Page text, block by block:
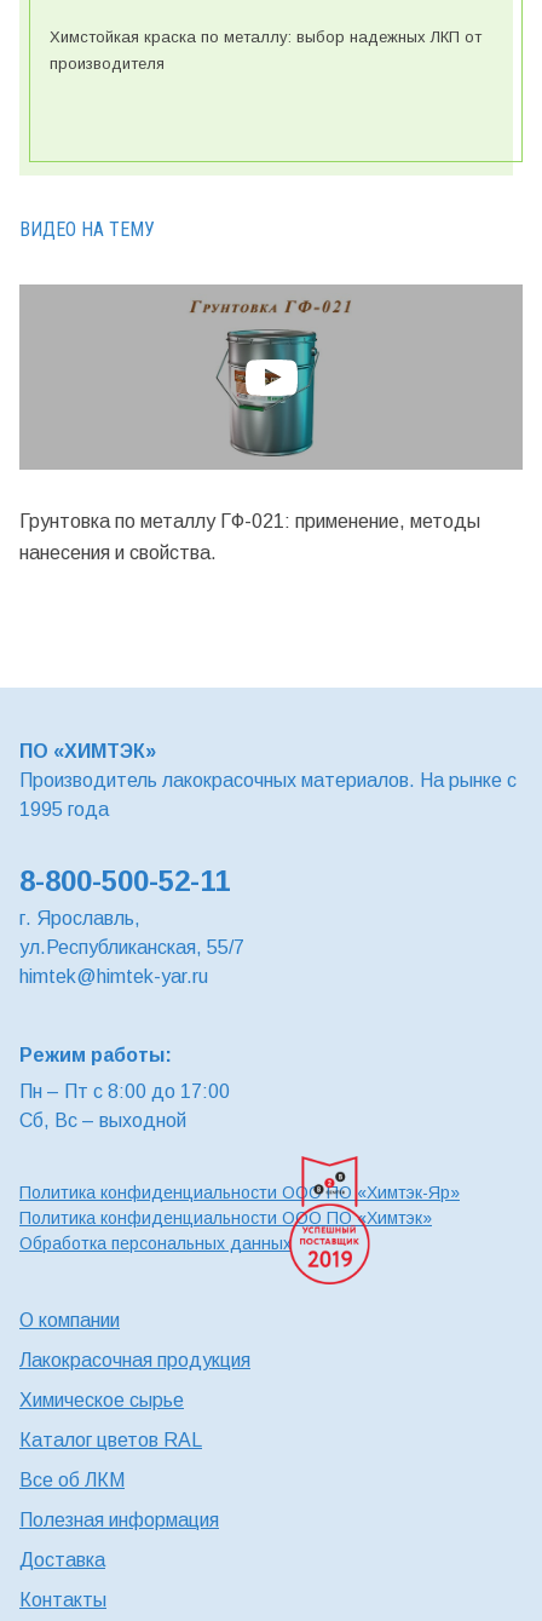
Химстойкая краска по металлу: выбор надежных ЛКП от
производителя
ВИДЕО НА ТЕМУ
Грунтовка по металлу ГФ-021: применение, методы
нанесения и свойства.
ПО «ХИМТЭК»
Производитель лакокрасочных материалов. На рынке с
1995 года
8-800-500-52-11
г. Ярославль,
ул.Республиканская, 55/7
himtek@himtek-yar.ru
Режим работы:
Пн – Пт с 8:00 до 17:00
Сб, Вс – выходной
Политика конфиденциальности ООО ПО «Химтэк-Яр»
Политика конфиденциальности ООО ПО «Химтэк»
Обработка персональных данных
О компании
Лакокрасочная продукция
Химическое сырье
Каталог цветов RAL
Все об ЛКМ
Полезная информация
Доставка
Контакты